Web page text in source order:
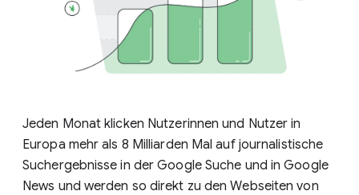
Jeden Monat klicken Nutzerinnen und Nutzer in
Europa mehr als 8 Milliarden Mal auf journalistische
Suchergebnisse in der Google Suche und in Google
News und werden so direkt zu den Webseiten von